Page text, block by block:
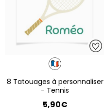
8 Tatouages à personnaliser
- Tennis
5,90€